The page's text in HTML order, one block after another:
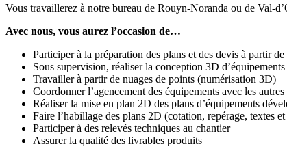
Vous travaillerez à notre bureau de Rouyn-Noranda ou de Val-
Avec nous, vous aurez l’occasion de…
Participer à la préparation des plans et des devis à partir
Sous supervision, réaliser la conception 3D
Travailler à partir de nuages de points (numérisation 3D)
Coordonner l’agencement des équipements avec les
Réaliser la mise en plan 2D des plans d’équipements
Faire l’habillage des plans 2D (cotation, repérage, textes et
Participer à des relevés techniques au chantier
Assurer la qualité des livrables produits